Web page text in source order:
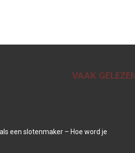
VAAK
een slotenmaker – Hoe word je